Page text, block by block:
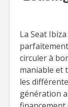
La Seat
circuler à
maniable et
les
génération